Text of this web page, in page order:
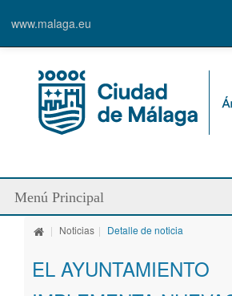
www.malaga.eu
Menú Principal
Quienes somos
Servicios
| Noticias | Detalle de noticia
EL AYUNTAMIENTO